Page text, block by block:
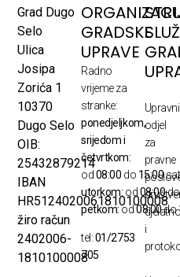
Grad Dugo
Selo
Ulica
Josipa
Zorića 1
10370
Dugo Selo
OIB:
25432879214
IBAN
HR5124020061810100008
žiro račun
2402006-
1810100008
GRADSKE
UPRAVE
Radno
vrijeme za
stranke:
ponedjeljkom,
srijedom i
četvrtkom:
od08:00 do 15:00
utorkom: od08:00
petkom:od08:00do
tel:01/2753
705
Upravni
odjel
za
pravne
i